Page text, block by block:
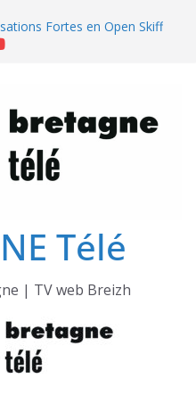
Fortes en Open Skiff
le Jour du Zodiac
ouvert au Public
Télé
| TV web Breizh